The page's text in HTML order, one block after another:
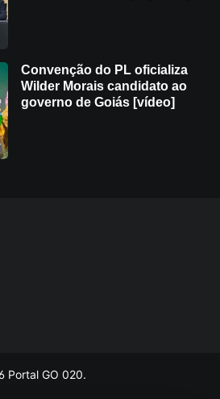
Convenção do PL oficializa
Wilder Morais candidato ao
governo de Goiás [vídeo]
Portal GO 020.